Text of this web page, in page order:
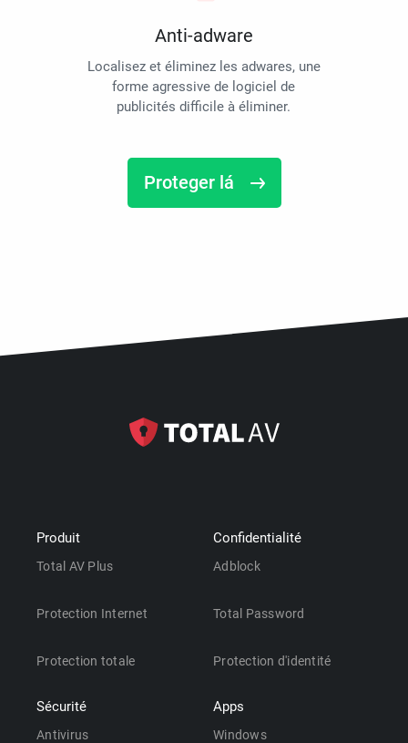
Anti-adware
Localisez et éliminez les adwares, une
forme agressive de logiciel de
publicités difficile à éliminer.
Proteger lá
Produit
Total AV Plus
Protection Internet
Protection totale
Sécurité
Antivirus
Confidentialité
Adblock
Total Password
Protection d'identité
Apps
Windows